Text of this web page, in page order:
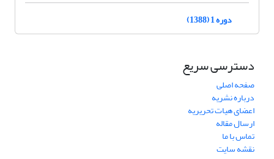
دوره 1 (1388)
دسترسی سریع
صفحه اصلی
درباره نشریه
اعضای هیات تحریریه
ارسال مقاله
تماس با ما
نقشه سایت